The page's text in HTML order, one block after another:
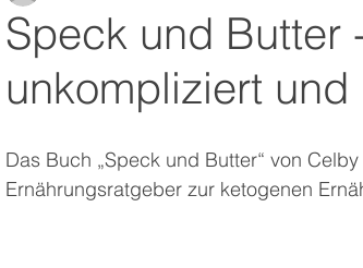
Speck und Butter
unkompliziert und
Das Buch „Speck und Butter“ von
Ernährungsratgeber zur ketogenen